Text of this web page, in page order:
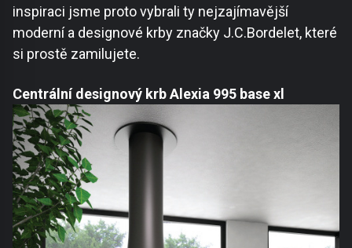
inspiraci jsme proto vybrali ty nejzajímavější
moderní a designové krby značky J.C.Bordelet, které
si prostě zamilujete.
Centrální designový krb Alexia 995 base xl